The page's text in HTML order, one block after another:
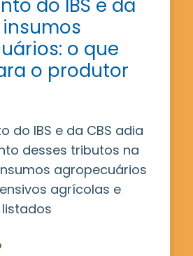
do IBS e da
insumos
o que
o produtor
do IBS e da CBS adia
desses tributos na
agropecuários
agrícolas e